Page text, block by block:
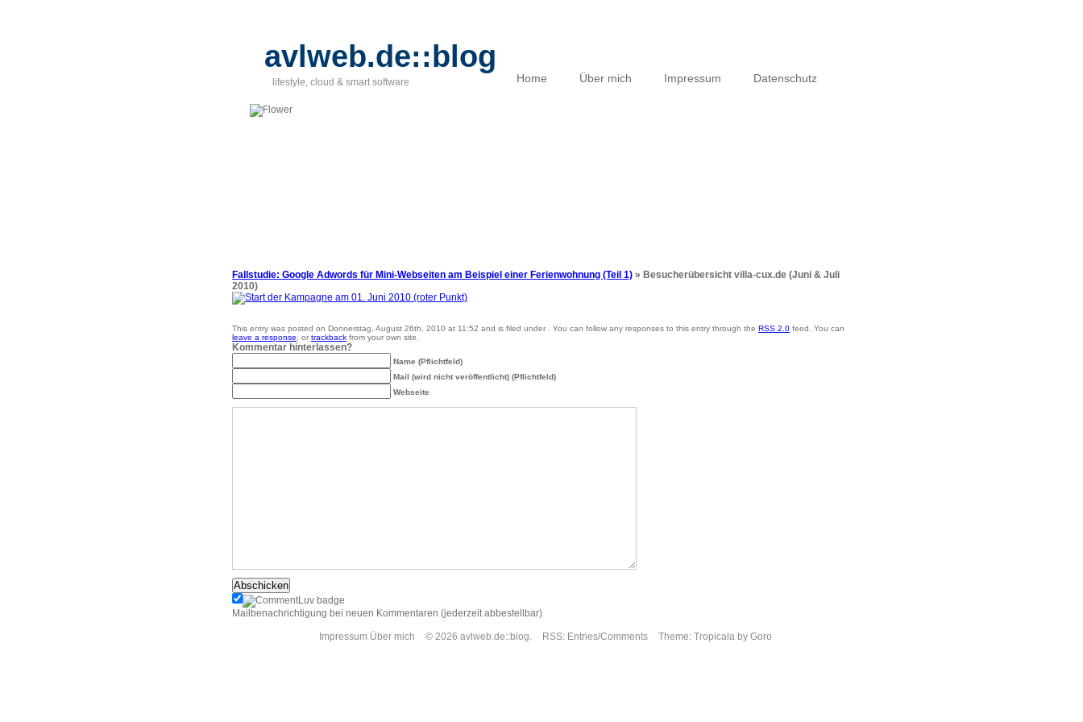
avlweb.de::blog
lifestyle, cloud & smart software Home Über mich Impressum Datenschutz
Fallstudie: Google Adwords für Mini-Webseiten am Beispiel einer Ferienwohnung (Teil 1) » Besucherübersicht villa-cux.de (Juni & Juli
2010)
This entry was posted on Donnerstag, August 26th, 2010 at 11:52 and is filed under . You can follow any responses to this entry through the RSS 2.0 feed. You can
leave a response , or trackback from your own site.
Kommentar hinterlassen?
Name (Pflichtfeld)
Mail (wird nicht veröffentlicht) (Pflichtfeld)
Webseite
Mailbenachrichtigung bei neuen Kommentaren (jederzeit abbestellbar)
Impressum Über mich © 2026 avlweb.de::blog. RSS: Entries/Comments Theme: Tropicala by Goro